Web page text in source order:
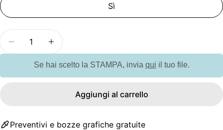
Sì
Diminuisci la quantità per GO2579 Borsone da
Aumenta la quantità per GO2579
Se hai scelto la STAMPA, invia qui il tuo file.
Aggiungi al carrello
Preventivi e bozze grafiche gratuite